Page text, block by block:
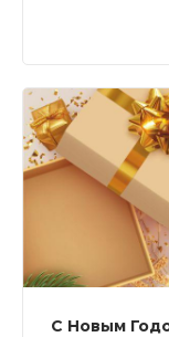
С Новым